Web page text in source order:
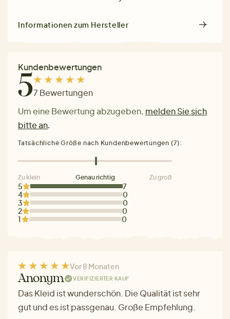
Informationen zum Hersteller
Kundenbewertungen
57 Bewertungen
Um eine Bewertung abzugeben, melden Sie sich
bitte an.
5
7
4
0
3
0
2
0
1
0
Tatsächliche Größe nach Kundenbewertungen (7):
Zu klein Genau richtig Zu groß
Vor 8 Monaten
Anonym VERIFIZIERTER KAUF
Das Kleid ist wunderschön. Die Qualität ist sehr
gut und es ist passgenau. Große Empfehlung.